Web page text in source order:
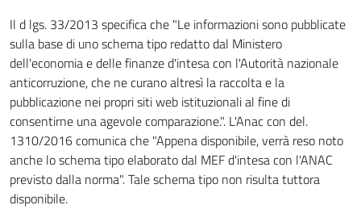
Il d lgs. 33/2013 specifica che "Le informazioni sono pubblicate
sulla base di uno schema tipo redatto dal Ministero
dell'economia e delle finanze d'intesa con l'Autorità nazionale
anticorruzione, che ne curano altresì la raccolta e la
pubblicazione nei propri siti web istituzionali al fine di
consentirne una agevole comparazione.". L'Anac con del.
1310/2016 comunica che "Appena disponibile, verrà reso noto
anche lo schema tipo elaborato dal MEF d'intesa con l'ANAC
previsto dalla norma". Tale schema tipo non risulta tuttora
disponibile.